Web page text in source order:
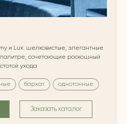
и Lux: шелковистые, элегантные
палитре, сочетающие роскошный
ухода
бархат однотонные
Заказать каталог